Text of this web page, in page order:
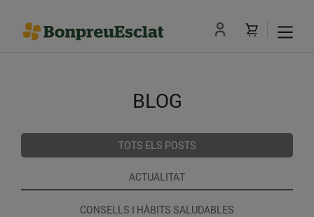
BLOG
TOTS ELS POSTS
ACTUALITAT
CONSELLS I HÀBITS SALUDABLES